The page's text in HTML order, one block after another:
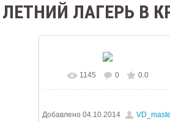
ЛЕТНИЙ ЛАГЕРЬ В
В реальном размере 576x768
1145 0 0.0
Добавлено 04.10.2014